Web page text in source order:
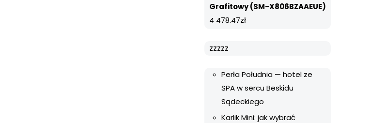
Grafitowy (SM-X806BZAAEUE)
4 478.47zł
zzzzz
Perła Południa — hotel ze
SPA w sercu Beskidu
Sądeckiego
Karlik Mini: jak wybrać